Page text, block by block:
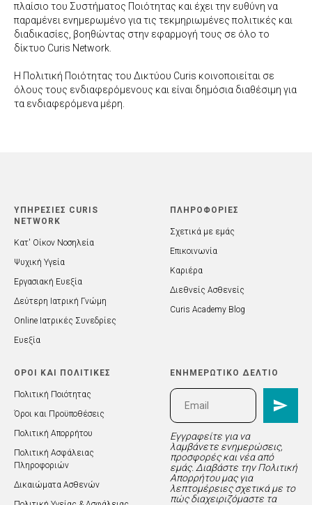
πλαίσιο του Συστήματος Ποιότητας και έχει την ευθύνη να
παραμένει ενημερωμένο για τις τεκμηριωμένες πολιτικές και
διαδικασίες, βοηθώντας στην εφαρμογή τους σε όλο το
δίκτυο Curis Network.
Η Πολιτική Ποιότητας του Δικτύου Curis κοινοποιείται σε
όλους τους ενδιαφερόμενους και είναι δημόσια διαθέσιμη για
τα ενδιαφερόμενα μέρη.
ΥΠΗΡΕΣΙΕΣ CURIS
NETWORK
Κατ' Οίκον Νοσηλεία
Ψυχική Υγεία
Εργασιακή Ευεξία
Δεύτερη Ιατρική Γνώμη
Online Ιατρικές Συνεδρίες
Ευεξία
ΠΛΗΡΟΦΟΡΙΕΣ
Σχετικά με εμάς
Επικοινωνία
Καριέρα
Διεθνείς Ασθενείς
Curis Academy Blog
ΟΡΟΙ ΚΑΙ ΠΟΛΙΤΙΚΕΣ
Πολιτική Ποιότητας
Όροι και Προϋποθέσεις
Πολιτική Απορρήτου
Πολιτική Ασφάλειας
Πληροφοριών
Δικαιώματα Ασθενών
ΕΝΗΜΕΡΩΤΙΚΟ ΔΕΛΤΙΟ
Εγγραφείτε για να
λαμβάνετε ενημερώσεις,
προσφορές και νέα από
εμάς. Διαβάστε την Πολιτική
Απορρήτου μας για
λεπτομέρειες σχετικά με το
πώς διαχειριζόμαστε τα